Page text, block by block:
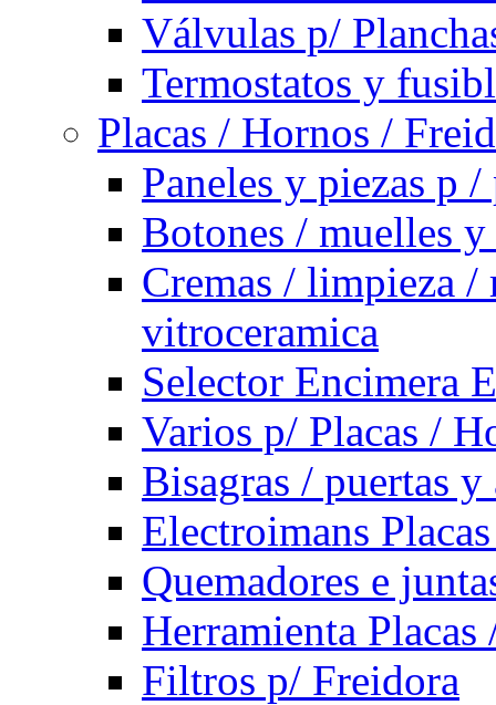
Válvulas p/
Termostatos y
Placas / Hornos /
Paneles y piezas p
Botones / muelles
Cremas / limpieza /
vitroceramica
Selector Encimera
Varios p/ Placas /
Bisagras / puertas y
Electroimans
Quemadores e
Herramienta
Filtros p/ Freidora